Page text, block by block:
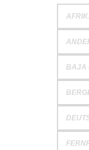
BAJA